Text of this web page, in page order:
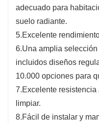
adecuado para
suelo radiante.
5.Excelente
6.Una amplia
incluidos diseños
10.000 opciones para
7.Excelente
limpiar.
8.Fácil de instalar y